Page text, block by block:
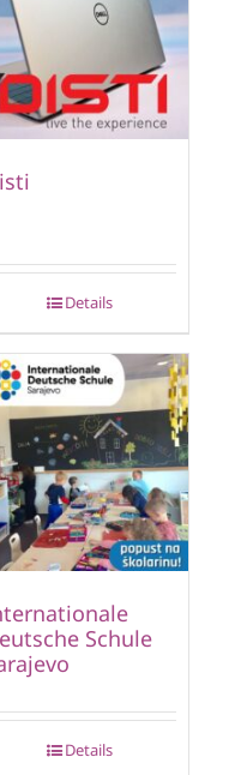
Details
Schule
Details